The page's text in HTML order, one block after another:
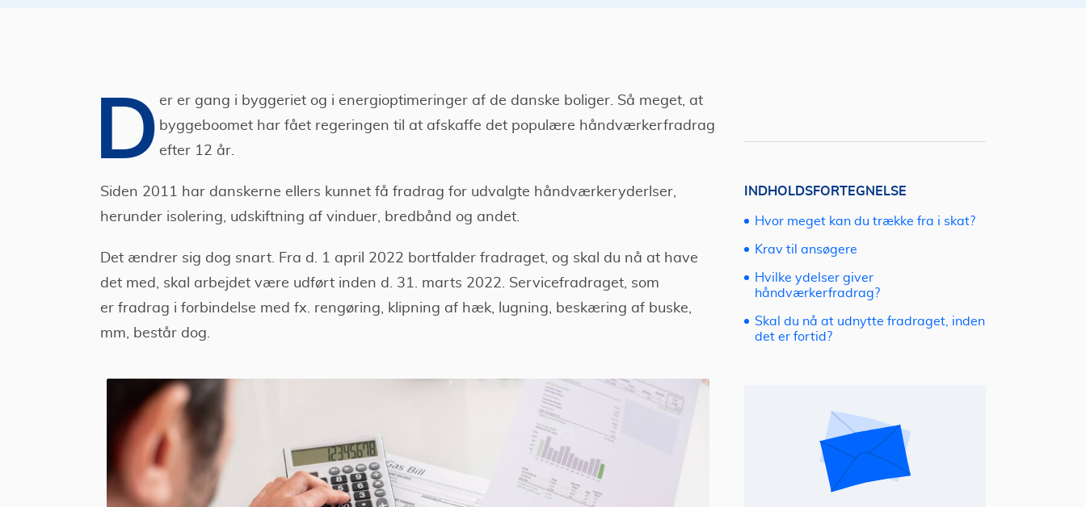
D er er gang i byggeriet og i energioptimeringer af de danske boliger. Så meget, at
byggeboomet har fået regeringen til at afskaffe det populære håndværkerfradrag
efter 12 år.
Siden 2011 har danskerne ellers kunnet få fradrag for udvalgte håndværkeryderlser,
herunder isolering, udskiftning af vinduer, bredbånd og andet.
Det ændrer sig dog snart. Fra d. 1 april 2022 bortfalder fradraget, og skal du nå at have
det med, skal arbejdet være udført inden d. 31. marts 2022. Servicefradraget, som
er fradrag i forbindelse med fx. rengøring, klipning af hæk, lugning, beskæring af buske,
mm, består dog.
INDHOLDSFORTEGNELSE
Hvor meget kan du trække fra i skat?
Krav til ansøgere
Hvilke ydelser giver
håndværkerfradrag?
Skal du nå at udnytte fradraget, inden
det er fortid?